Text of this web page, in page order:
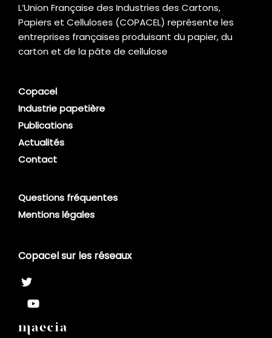
L’Union Française des Industries des Cartons,
Papiers et Celluloses (COPACEL) représente les
entreprises françaises produisant du papier, du
carton et de la pâte de cellulose
Copacel
Industrie papetière
Publications
Actualités
Contact
Questions fréquentes
Mentions légales
Copacel sur les réseaux